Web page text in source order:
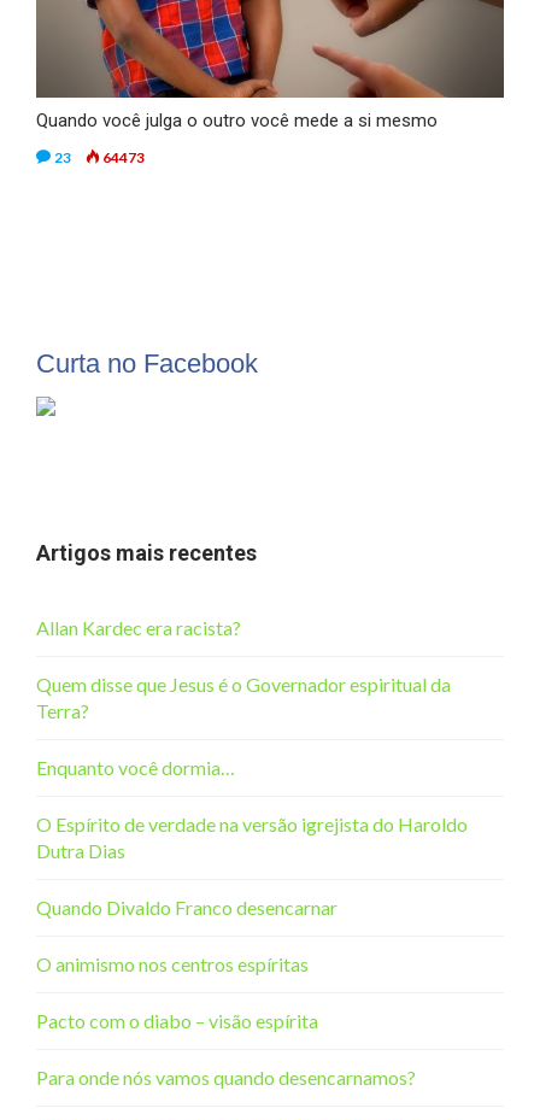
Quando você julga o outro você mede a si mesmo
23 64473
Curta no Facebook
Artigos mais recentes
Allan Kardec era racista?
Quem disse que Jesus é o Governador espiritual da
Terra?
Enquanto você dormia…
O Espírito de verdade na versão igrejista do Haroldo
Dutra Dias
Quando Divaldo Franco desencarnar
O animismo nos centros espíritas
Pacto com o diabo – visão espírita
Para onde nós vamos quando desencarnamos?